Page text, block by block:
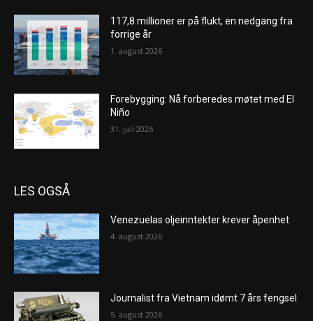
117,8 millioner er på flukt, en nedgang fra
forrige år
1. august 2026
Forebygging: Nå forberedes møtet med El
Niño
31. juli 2026
LES OGSÅ
Venezuelas oljeinntekter krever åpenhet
4. august 2026
Journalist fra Vietnam idømt 7 års fengsel
5. august 2026